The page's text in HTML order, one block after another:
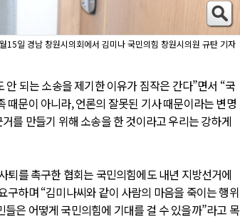
일 경남 창원시의회에서 김미나 국민의힘 창원시의원 규탄 기자
되는 소송을 제기한 이유가 짐작은 간다”면서 “국
때문이 아니라, 언론의 잘못된 기사 때문이라는 변명
를 만들기 위해 소송을 한 것이라고 우리는 강하게
퇴를 촉구한 협회는 국민의힘에도 내년 지방선거에
구하며 “김미나씨와 같이 사람의 마음을 죽이는 행위
은 어떻게 국민의힘에 기대를 걸 수 있을까”라고 목